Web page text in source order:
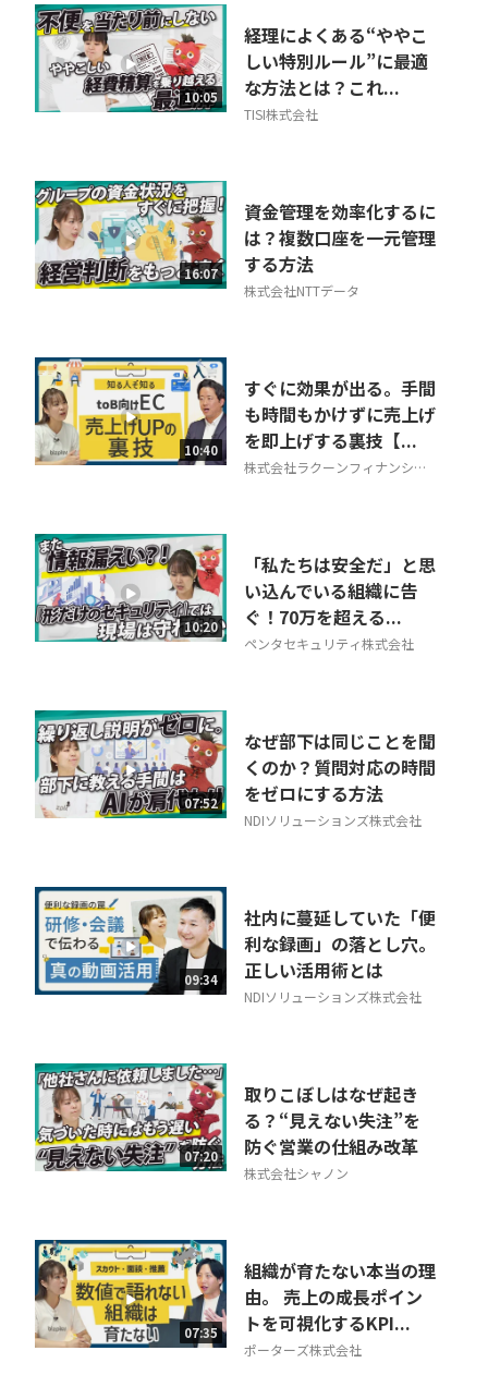
10:05
経理によくある“ややこ
しい特別ルール”に最適
な方法とは？これ...
TISI株式会社
16:07
資金管理を効率化するに
は？複数口座を一元管理
する方法
株式会社NTTデータ
10:40
すぐに効果が出る。手間
も時間もかけずに売上げ
を即上げする裏技【...
株式会社ラクーンフィナンシャ
10:20
「私たちは安全だ」と思
い込んでいる組織に告
ぐ！70万を超える...
ペンタセキュリティ株式会社
07:52
なぜ部下は同じことを聞
くのか？質問対応の時間
をゼロにする方法
NDIソリューションズ株式会社
09:34
社内に蔓延していた「便
利な録画」の落とし穴。
正しい活用術とは
NDIソリューションズ株式会社
07:20
取りこぼしはなぜ起き
る？“見えない失注”を
防ぐ営業の仕組み改革
株式会社シャノン
07:35
組織が育たない本当の理
由。 売上の成長ポイン
トを可視化するKPI...
ポーターズ株式会社